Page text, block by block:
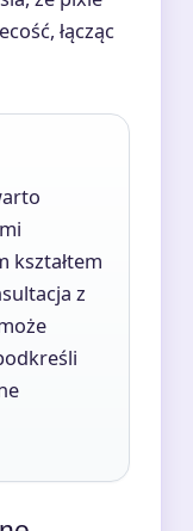
łącząc
kształtem
z